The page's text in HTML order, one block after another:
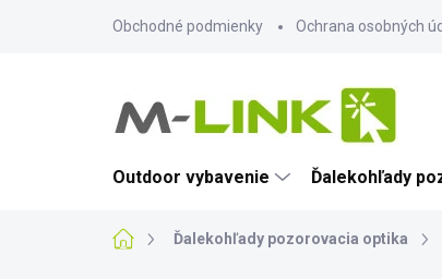
Obchodné podmienky Ochrana osobných
Outdoor vybavenie Ďalekohľady
DomovĎalekohľady pozorovacia optika